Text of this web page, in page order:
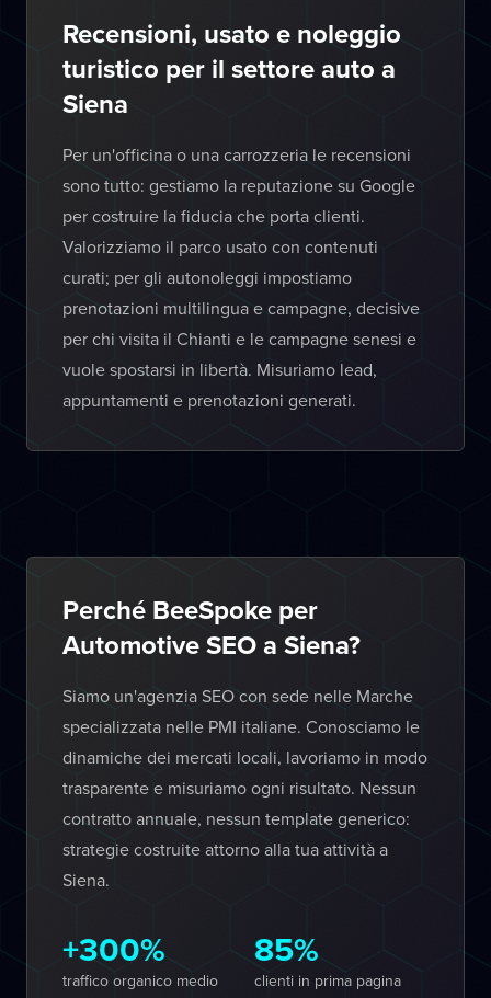
Recensioni, usato e noleggio
turistico per il settore auto a
Siena
Per un'officina o una carrozzeria le recensioni
sono tutto: gestiamo la reputazione su Google
per costruire la fiducia che porta clienti.
Valorizziamo il parco usato con contenuti
curati; per gli autonoleggi impostiamo
prenotazioni multilingua e campagne, decisive
per chi visita il Chianti e le campagne senesi e
vuole spostarsi in libertà. Misuriamo lead,
appuntamenti e prenotazioni generati.
Perché BeeSpoke per
Automotive SEO a Siena?
Siamo un'agenzia SEO con sede nelle Marche
specializzata nelle PMI italiane. Conosciamo le
dinamiche dei mercati locali, lavoriamo in modo
trasparente e misuriamo ogni risultato. Nessun
contratto annuale, nessun template generico:
strategie costruite attorno alla tua attività a
Siena.
+300%
traffico organico medio
85%
clienti in prima pagina